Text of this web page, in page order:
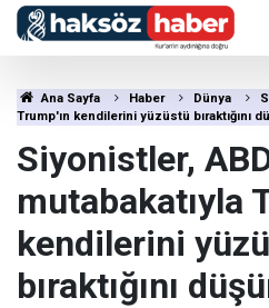
Ana Sayfa Haber Dünya
Trump'ın kendilerini yüzüstü bıraktığını
Siyonistler,
mutabakatıyla
kendilerini
bıraktığını